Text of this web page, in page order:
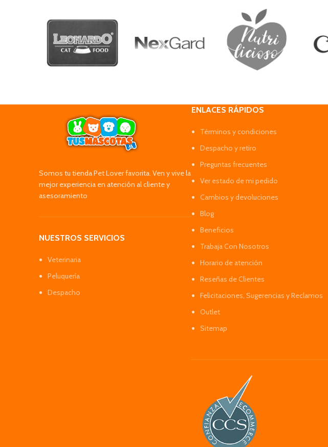
Somos tu tienda Pet Lover favorita. Ven y vive la
mejor experiencia en atención al cliente y
asesoramiento
NUESTROS SERVICIOS
Veterinaria
Peluquería
Despacho
ENLACES RÁPIDOS
Términos y condiciones
Despacho y retiro
Preguntas frecuentes
Ver estado de mi pedido
Cambios y devoluciones
Blog
Beneficios
Trabaja Con Nosotros
Horario de atención
Reseñas de Clientes
Felicitaciones, Sugerencias y Reclamos
Outlet
Sitemap